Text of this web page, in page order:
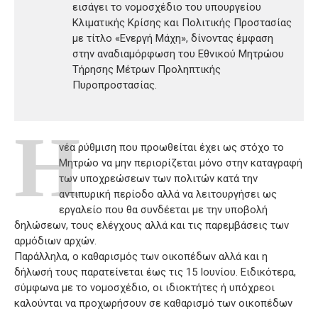
εισάγει το νομοσχέδιο του υπουργείου
Κλιματικής Κρίσης και Πολιτικής Προστασίας
με τίτλο «Ενεργή Μάχη», δίνοντας έμφαση
στην αναδιαμόρφωση του Εθνικού Μητρώου
Τήρησης Μέτρων Προληπτικής
Πυροπροστασίας.
Ηνέα ρύθμιση που προωθείται έχει ως στόχο το
Μητρώο να μην περιορίζεται μόνο στην καταγραφή
των υποχρεώσεων των πολιτών κατά την
αντιπυρική περίοδο αλλά να λειτουργήσει ως
εργαλείο που θα συνδέεται με την υποβολή
δηλώσεων, τους ελέγχους αλλά και τις παρεμβάσεις των
αρμόδιων αρχών.
Παράλληλα, ο καθαρισμός των οικοπέδων αλλά και η
δήλωσή τους παρατείνεται έως τις 15 Ιουνίου. Ειδικότερα,
σύμφωνα με το νομοσχέδιο, οι ιδιοκτήτες ή υπόχρεοι
καλούνται να προχωρήσουν σε καθαρισμό των οικοπέδων